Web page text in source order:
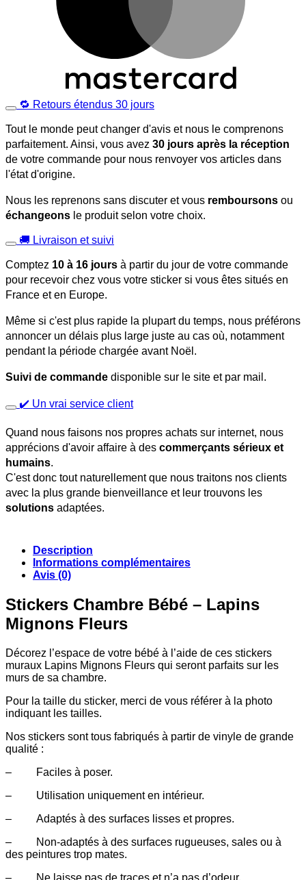
🔁 Retours étendus 30 jours
Tout le monde peut changer d'avis et nous le comprenons
parfaitement. Ainsi, vous avez 30 jours après la réception
de votre commande pour nous renvoyer vos articles dans
l'état d'origine.
Nous les reprenons sans discuter et vous remboursons ou
échangeons le produit selon votre choix.
🚚 Livraison et suivi
Comptez 10 à 16 jours à partir du jour de votre commande
pour recevoir chez vous votre sticker si vous êtes situés en
France et en Europe.
Même si c'est plus rapide la plupart du temps, nous préférons
annoncer un délais plus large juste au cas où, notamment
pendant la période chargée avant Noël.
Suivi de commande disponible sur le site et par mail.
✔️ Un vrai service client
Quand nous faisons nos propres achats sur internet, nous
apprécions d'avoir affaire à des commerçants sérieux et
humains.
C'est donc tout naturellement que nous traitons nos clients
avec la plus grande bienveillance et leur trouvons les
solutions adaptées.
Description
Informations complémentaires
Avis (0)
Stickers Chambre Bébé – Lapins
Mignons Fleurs
Décorez l’espace de votre bébé à l’aide de ces stickers
muraux Lapins Mignons Fleurs qui seront parfaits sur les
murs de sa chambre.
Pour la taille du sticker, merci de vous référer à la photo
indiquant les tailles.
Nos stickers sont tous fabriqués à partir de vinyle de grande
qualité :
– Faciles à poser.
– Utilisation uniquement en intérieur.
– Adaptés à des surfaces lisses et propres.
– Non-adaptés à des surfaces rugueuses, sales ou à
des peintures trop mates.
– Ne laisse pas de traces et n’a pas d’odeur.